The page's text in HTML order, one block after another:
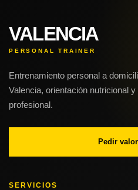
VALENCIA
PERSONAL TRAINER
Entrenamiento personal a
Valencia, orientación nutricional
profesional.
Pedir
SERVICIOS